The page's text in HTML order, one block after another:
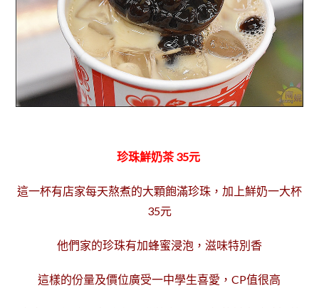
珍珠鮮奶茶 35元
這一杯有店家每天熬煮的大顆飽滿珍珠， 加上鮮奶一大杯
35元
他們家的珍珠有加蜂蜜浸泡，滋味特別香
這樣的份量及價位廣受一中學生喜愛，CP值很高